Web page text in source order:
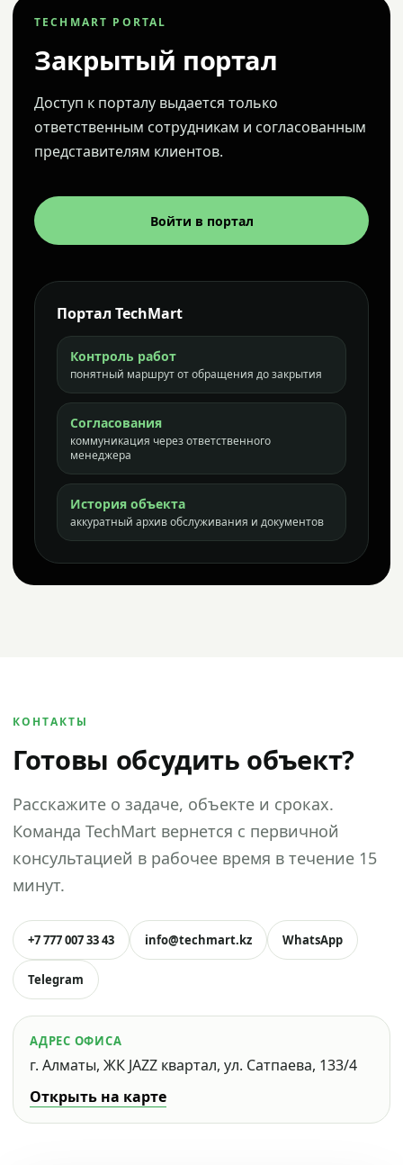
TECHMART PORTAL
Закрытый портал
Доступ к порталу выдается только
ответственным сотрудникам и согласованным
представителям клиентов.
Войти в портал
Портал TechMart
Контроль работ
понятный маршрут от обращения до закрытия
Согласования
коммуникация через ответственного
менеджера
История объекта
аккуратный архив обслуживания и документов
КОНТАКТЫ
Готовы обсудить объект?
Расскажите о задаче, объекте и сроках.
Команда TechMart вернется с первичной
консультацией в рабочее время в течение 15
минут.
+7 777 007 33 43 info@techmart.kz WhatsApp
Telegram
АДРЕС ОФИСА
г. Алматы, ЖК JAZZ квартал, ул. Сатпаева, 133/4
Открыть на карте